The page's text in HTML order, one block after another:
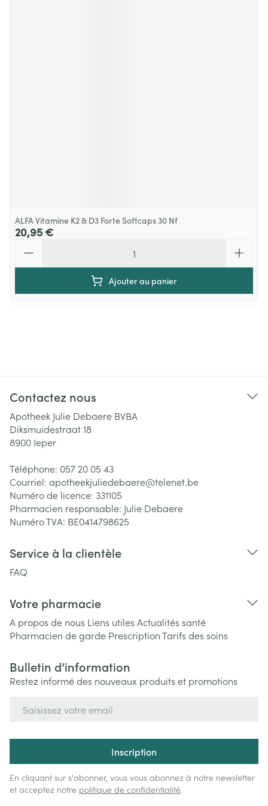
ALFA Vitamine K2 & D3 Forte Softcaps 30 Nf
20,95 €
Ajouter au panier
Contactez nous
Apotheek Julie Debaere BVBA
Diksmuidestraat 18
8900 Ieper
Téléphone: 057 20 05 43
Courriel: apotheekjuliedebaere@telenet.be
Numéro de licence: 331105
Pharmacien responsable: Julie Debaere
Numéro TVA: BE0414798625
Service à la clientèle
FAQ
Votre pharmacie
A propos de nous Liens utiles Actualités santé
Pharmacien de garde PrescriptionTarifs des soins
Bulletin d’information
Restez informé des nouveaux produits et promotions
Inscription
En cliquant sur s'abonner, vous vous abonnez à notre newsletter
et acceptez notre politique de confidentialité.